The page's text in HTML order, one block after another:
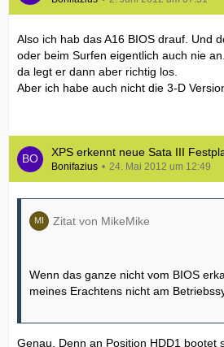
Also ich hab das A16 BIOS drauf. Und
oder beim Surfen eigentlich auch nie
da legt er dann aber richtig los.
Aber ich habe auch nicht die 3-D
XPS erkennt neue Sata III
Bonifazius 24. Mai 2012 um 12:49
Zitat von MikeMike
Wenn das ganze nicht vom BIOS
meines Erachtens nicht am
Genau. Denn an Position HDD1 bootet